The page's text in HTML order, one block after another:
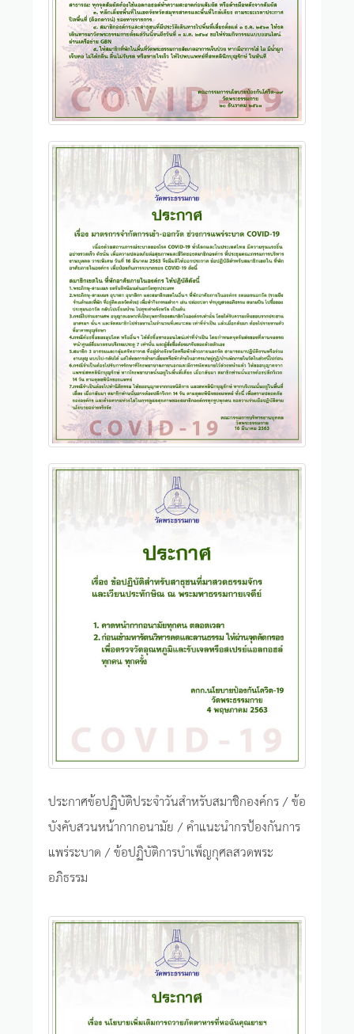
ประกาศข้อปฏิบัติประจำวันสำหรับสมาชิกองค์กร / ข้อ
บังคับสวนหน้ากากอนามัย / คำแนะนำกรป้องกันการ
แพร่ระบาด / ข้อปฏิบัติการบำเพ็ญกุศลสวดพระ
อภิธรรม